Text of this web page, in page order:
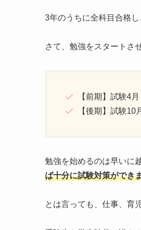
3年のうちに全科目合格
さて、勉強をスタートさ
【前期】試験4月
【後期】試験10
勉強を始めるのは早いに
ば十分に試験対策ができ
とは言っても、仕事、育